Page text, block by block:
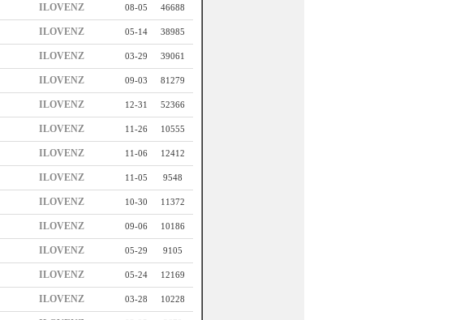
ILOVENZ 08-05 46688
ILOVENZ 05-14 38985
ILOVENZ 03-29 39061
ILOVENZ 09-03 81279
ILOVENZ 12-31 52366
ILOVENZ 11-26 10555
ILOVENZ 11-06 12412
ILOVENZ 11-05 9548
ILOVENZ 10-30 11372
ILOVENZ 09-06 10186
ILOVENZ 05-29 9105
ILOVENZ 05-24 12169
ILOVENZ 03-28 10228